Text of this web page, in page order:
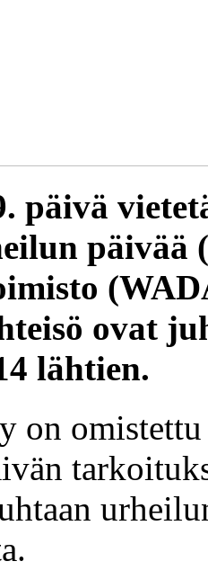
päivä
päivää
ovat
lähtien.
on